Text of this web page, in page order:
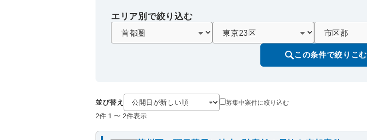
エリア別で絞り込む
この条件で絞りこむ
並び替え 募集中案件に絞り込む
2件 1 〜 2件表示